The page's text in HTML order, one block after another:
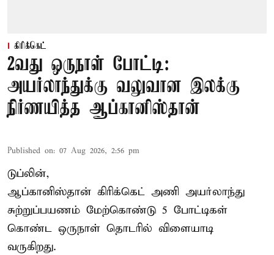
கிரிக்கெட்
2வது ஒருநாள் போட்டி:
அயர்லாந்துக்கு வலுவான இலக்கு
நிர்ணயித்த ஆப்கானிஸ்தான்
Published on: 07 Aug 2026, 2:56 pm
டுப்லின்,
ஆப்கானிஸ்தான் கிரிக்கெட் அணி அயர்லாந்து
சுற்றுப்பயணம் மேற்கொண்டு 5 போட்டிகள்
கொண்ட ஒருநாள் தொடரில் விளையாடி
வருகிறது.